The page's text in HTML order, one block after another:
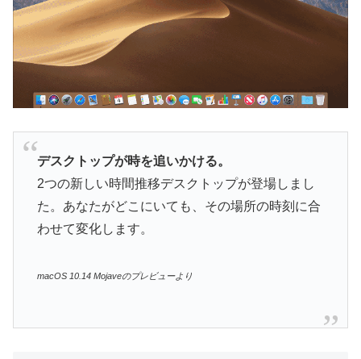
デスクトップが時を追いかける。
2つの新しい時間推移デスクトップが登場しまし
た。あなたがどこにいても、その場所の時刻に合
わせて変化します。
macOS 10.14 Mojaveのプレビューより